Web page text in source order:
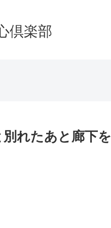
倶楽部
れたあと廊下を